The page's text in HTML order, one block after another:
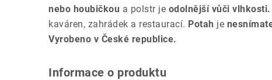
nebo houbičkou a polstr je odolnější vůči vlhkosti.
kaváren, zahrádek a restaurací. Potah je
Vyrobeno v České republice.
Informace o produktu